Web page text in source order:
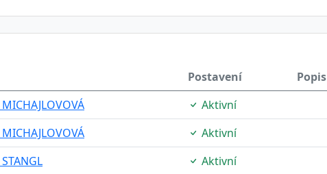
Postavení Popis
Aktivní
Aktivní
Aktivní